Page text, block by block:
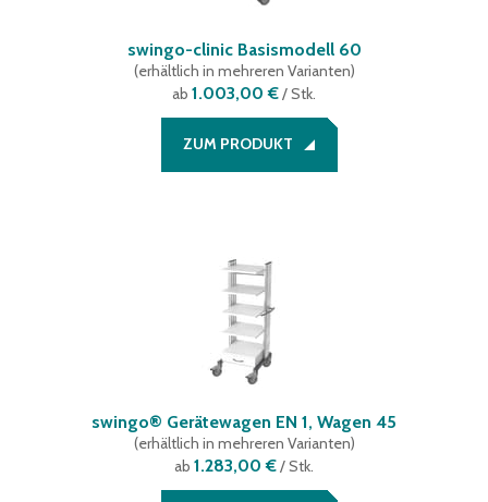
swingo-clinic Basismodell 60
(erhältlich in mehreren Varianten)
ab 1.003,00 €/ Stk.
ZUM PRODUKT
swingo® Gerätewagen EN 1, Wagen 45
(erhältlich in mehreren Varianten)
ab 1.283,00 €/ Stk.